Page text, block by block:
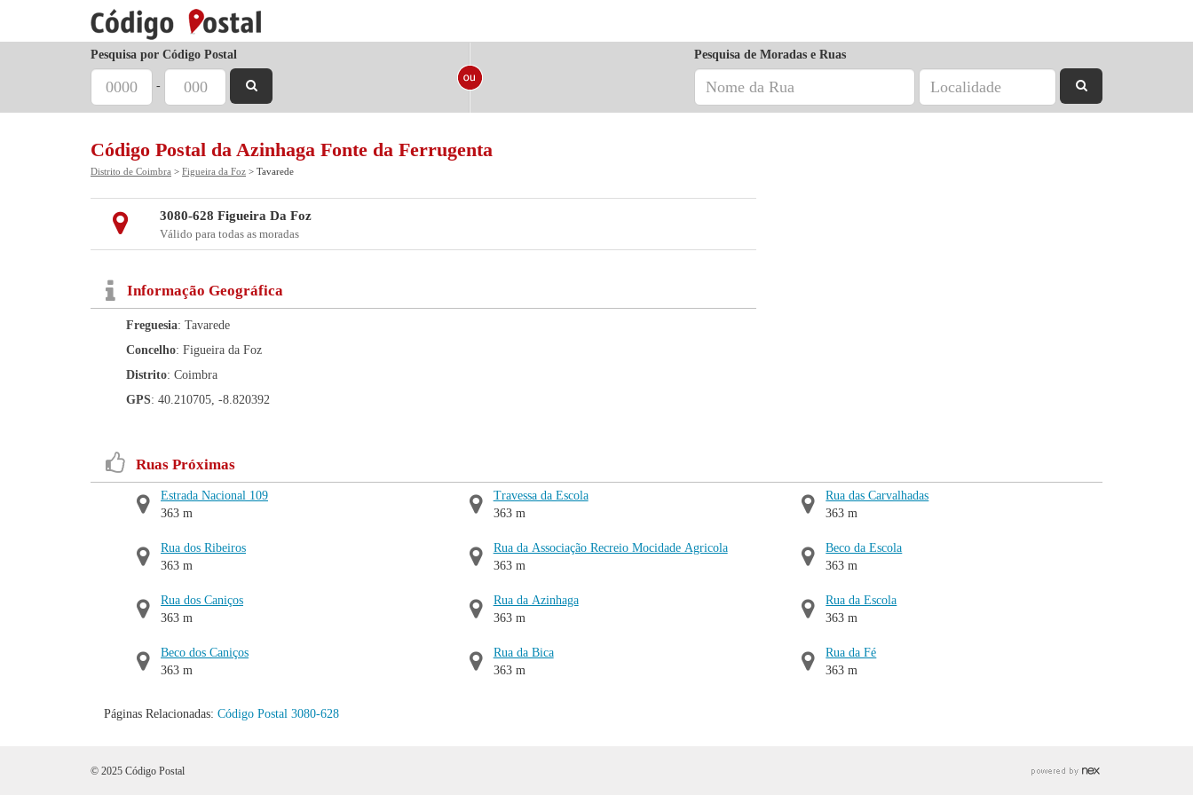
Pesquisa por Código Postal
-
Pesquisa de Moradas e Ruas
Código Postal da Azinhaga Fonte da Ferrugenta
Distrito de Coimbra > Figueira da Foz > Tavarede
3080-628 Figueira Da Foz
Válido para todas as moradas
Informação Geográfica
Freguesia: Tavarede
Concelho: Figueira da Foz
Distrito: Coimbra
GPS: 40.210705, -8.820392
Ruas Próximas
Estrada Nacional 109
363 m
Rua dos Ribeiros
363 m
Rua dos Caniços
363 m
Beco dos Caniços
363 m
Travessa da Escola
363 m
Rua da Associação Recreio Mocidade Agricola
363 m
Rua da Azinhaga
363 m
Rua da Bica
363 m
Rua das Carvalhadas
363 m
Beco da Escola
363 m
Rua da Escola
363 m
Rua da Fé
363 m
Páginas Relacionadas: Código Postal 3080-628
© 2025 Código Postal